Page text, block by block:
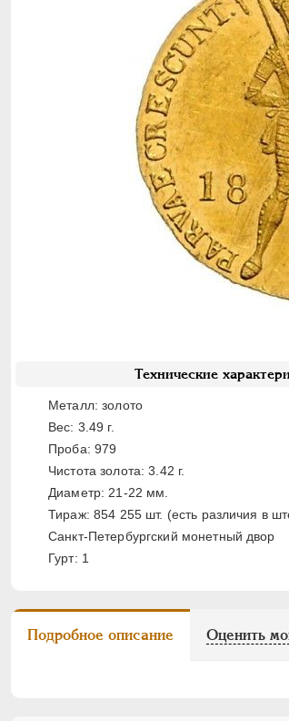
Технические
Металл: золото
Вес: 3.49 г.
Проба: 979
Чистота золота: 3.42 г.
Диаметр: 21-22 мм.
Тираж: 854 255 шт. (есть различия в
Санкт-Петербургский монетный двор
Гурт: 1
Подробное описание Оценить